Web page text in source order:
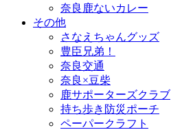
奈良鹿ないカレー
その他
さなえちゃんグッズ
豊臣兄弟！
奈良交通
奈良×豆柴
鹿サポーターズクラブ
持ち歩き防災ポーチ
ペーパークラフト